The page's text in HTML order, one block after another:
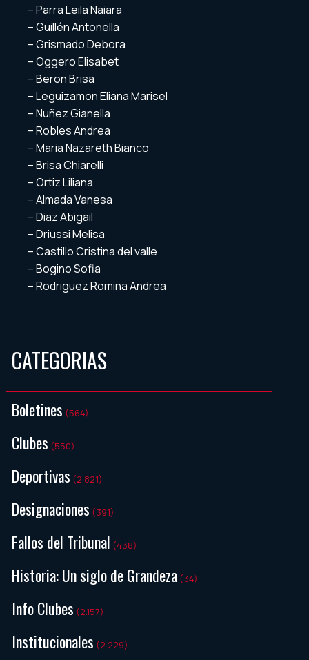
– Parra Leila Naiara
– Guillén Antonella
– Grismado Debora
– Oggero Elisabet
– Beron Brisa
– Leguizamon Eliana Marisel
– Nuñez Gianella
– Robles Andrea
– Maria Nazareth Bianco
– Brisa Chiarelli
– Ortiz Liliana
– Almada Vanesa
– Diaz Abigail
– Driussi Melisa
– Castillo Cristina del valle
– Bogino Sofia
– Rodriguez Romina Andrea
CATEGORIAS
Boletines (564)
Clubes (550)
Deportivas (2.821)
Designaciones (391)
Fallos del Tribunal (438)
Historia: Un siglo de Grandeza (34)
Info Clubes (2.157)
Institucionales (2.229)